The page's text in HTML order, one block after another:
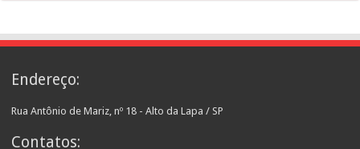
Endereço:
Rua Antônio de Mariz, nº 18 - Alto da Lapa / SP
Contatos: